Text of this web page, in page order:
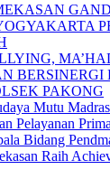
PAKONG
Mutu
Pelayanan
Bidang
Raih